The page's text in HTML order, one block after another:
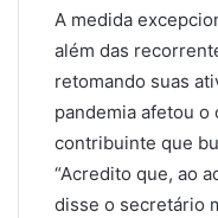
A medida
além das
retomando suas
pandemia afetou o
contribuinte que
“Acredito que, ao
disse o secretário